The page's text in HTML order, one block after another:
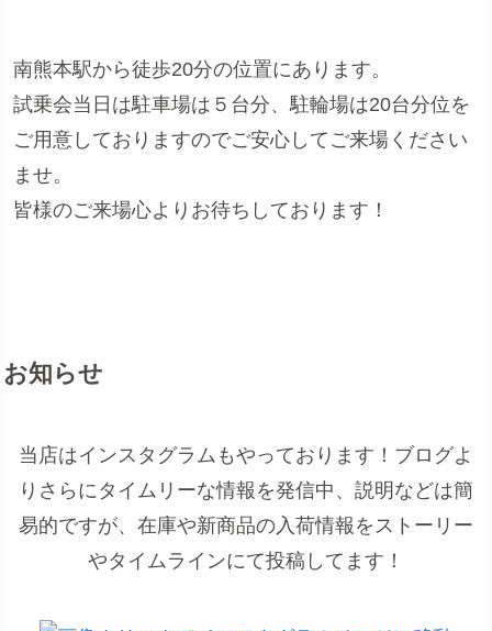
南熊本駅から徒歩20分の位置にあります。
試乗会当日は駐車場は５台分、駐輪場は20台分位を
ご用意しておりますのでご安心してご来場ください
ませ。
皆様のご来場心よりお待ちしております！
お知らせ
当店はインスタグラムもやっております！ブログよ
りさらにタイムリーな情報を発信中、説明などは簡
易的ですが、在庫や新商品の入荷情報をストーリー
やタイムラインにて投稿してます！